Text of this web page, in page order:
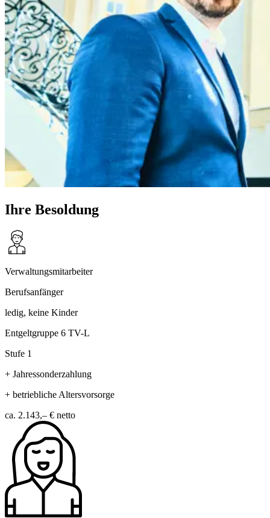
Ihre Besoldung
Verwaltungsmitarbeiter
Berufsanfänger
ledig, keine Kinder
Entgeltgruppe 6 TV-L
Stufe 1
+ Jahressonderzahlung
+ betriebliche Altersvorsorge
ca. 2.143,– € netto